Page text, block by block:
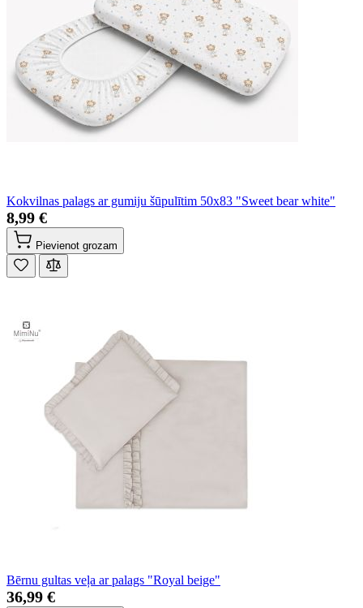
Kokvilnas palags ar gumiju šūpulītim 50x83 "Sweet bear white"
8,99 €
Pievienot grozam
Bērnu gultas veļa ar palags "Royal beige"
36,99 €